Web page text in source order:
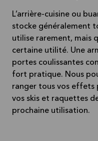
L’arrière-cuisine ou
stocke généralement
utilise rarement, mais
certaine utilité. Une
portes coulissantes
fort pratique. Nous
ranger tous vos effets
vos skis et raquettes
prochaine utilisation.